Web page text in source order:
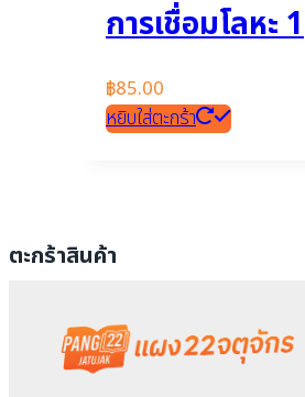
การเชื่อมโลหะ 1
฿85.00
หยิบใส่ตะกร้า
ตะกร้าสินค้า